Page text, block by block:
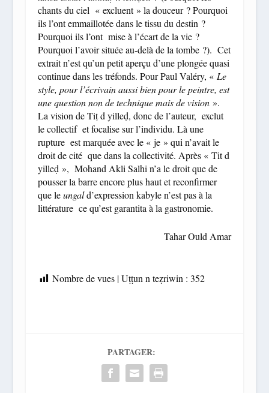
chants du ciel « excluent » la douceur ? Pourquoi
ils l’ont emmaillotée dans le tissu du destin ?
Pourquoi ils l’ont mise à l’écart de la vie ?
Pourquoi l’avoir située au-delà de la tombe ?). Cet
extrait n’est qu’un petit aperçu d’une plongée quasi
continue dans les tréfonds. Pour Paul Valéry, « Le
style, pour l’écrivain aussi bien pour le peintre, est
une question non de technique mais de vision».
La vision de Tiṭ d yilleḍ, donc de l’auteur, exclut
le collectif et focalise sur l’individu. Là une
rupture est marquée avec le « je » qui n’avait le
droit de cité que dans la collectivité. Après « Tit d
yilleḍ », Mohand Akli Salhi n’a le droit que de
pousser la barre encore plus haut et reconfirmer
que leungald’expression kabyle n’est pas à la
littérature ce qu’est garantita à la gastronomie.
Tahar Ould Amar
Nombre de vues | Uṭṭun n teẓriwin : 352
PARTAGER: